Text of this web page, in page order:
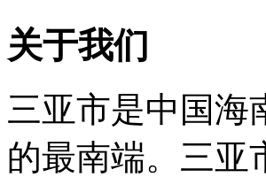
关于我们
三亚市是中国海
的最南端。三亚